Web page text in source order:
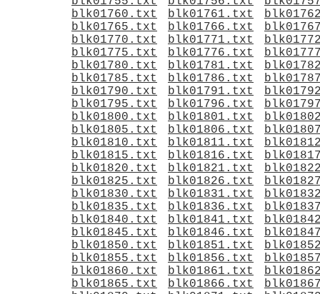
blk01760.txt
blk01761.txt
blk01765.txt
blk01766.txt
blk01770.txt
blk01771.txt
blk01775.txt
blk01776.txt
blk01780.txt
blk01781.txt
blk01785.txt
blk01786.txt
blk01790.txt
blk01791.txt
blk01795.txt
blk01796.txt
blk01800.txt
blk01801.txt
blk01805.txt
blk01806.txt
blk01810.txt
blk01811.txt
blk01815.txt
blk01816.txt
blk01820.txt
blk01821.txt
blk01825.txt
blk01826.txt
blk01830.txt
blk01831.txt
blk01835.txt
blk01836.txt
blk01840.txt
blk01841.txt
blk01845.txt
blk01846.txt
blk01850.txt
blk01851.txt
blk01855.txt
blk01856.txt
blk01860.txt
blk01861.txt
blk01865.txt
blk01866.txt